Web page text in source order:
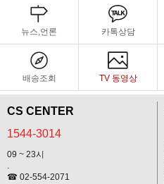
뉴스,언론 카톡상담
배송조회 TV 동영상
CS CENTER
1544-3014
09 ~ 23시
☎ 02-554-2071